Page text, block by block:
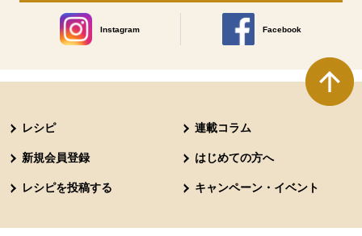
Instagram
別のウィンドウで開きます。
Facebook
別のウィンドウで開きます
レシピ 連載コラム
新規会員登録 はじめての方へ
レシピを投稿する キャンペーン・イベント